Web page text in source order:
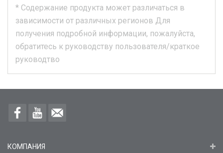
* Содержание продукта может различаться в
зависимости от различных регионов Для
получения подробной информации, пожалуйста,
обратитесь к руководству пользователя/краткое
руководтво
КОМПАНИЯ